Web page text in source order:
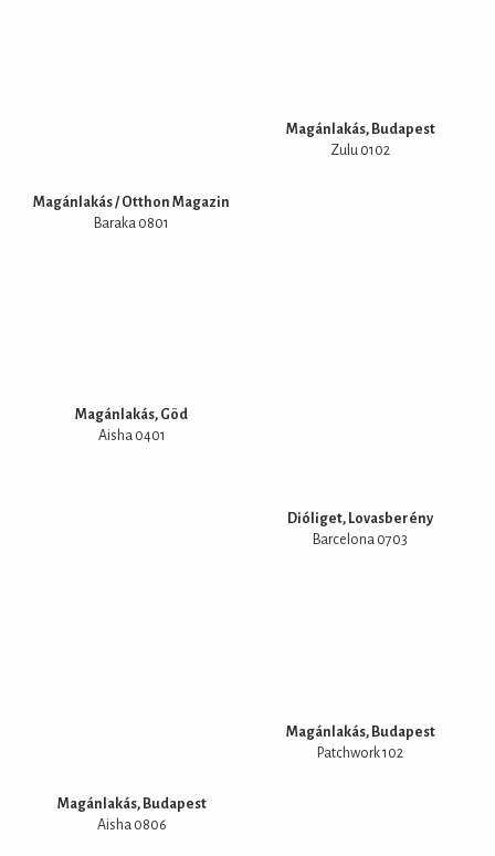
Magánlakás / Otthon Magazin
Baraka 0801
Magánlakás, Budapest
Zulu 0102
Dióliget, Lovasberény
Barcelona 0703
Magánlakás, Göd
Aisha 0401
Magánlakás, Budapest
Aisha 0806
Magánlakás, Budapest
Patchwork 102